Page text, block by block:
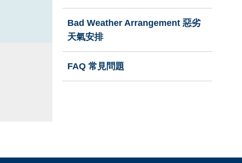
Bad Weather Arrangement 惡劣
天氣安排
FAQ 常見問題